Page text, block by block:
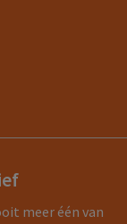
meer één van